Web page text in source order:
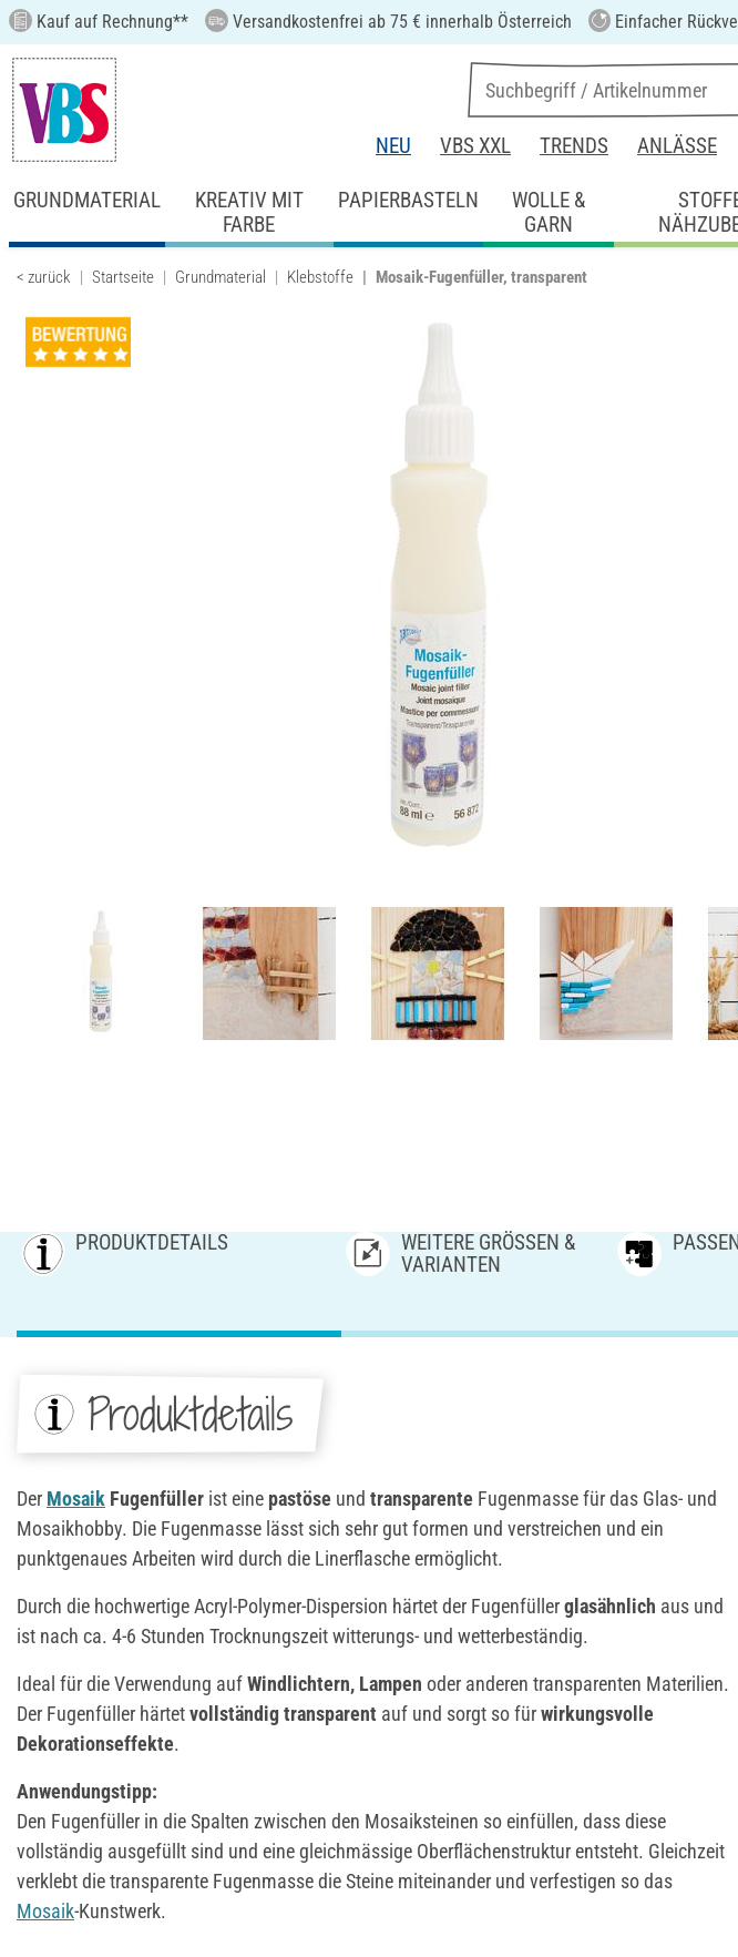
Kauf auf Rechnung** Versandkostenfrei ab 75 € innerhalb Österreich Einfacher
NEU VBS XXL TRENDS ANLÄSSE
GRUNDMATERIAL
KREATIV MIT
FARBE
PAPIERBASTELN
WOLLE &
GARN
< zurück Startseite Grundmaterial Klebstoffe Mosaik-Fugenfüller, transparent
PRODUKTDETAILS
WEITERE GRÖSSEN & V
ARIANTEN
Produktdetails
Der Mosaik Fugenfüller ist eine pastöse und transparente Fugenmasse für das Glas- und
Mosaikhobby. Die Fugenmasse lässt sich sehr gut formen und verstreichen und ein
punktgenaues Arbeiten wird durch die Linerflasche ermöglicht.
Durch die hochwertige Acryl-Polymer-Dispersion härtet der Fugenfüllerglasähnlich aus und
ist nach ca. 4-6 Stunden Trocknungszeit witterungs- und wetterbeständig.
Ideal für die Verwendung aufWindlichtern, Lampen oder anderen transparenten Materilien.
Der Fugenfüller härtetvollständig transparent auf und sorgt so fürwirkungsvolle
Dekorationseffekte.
Anwendungstipp:
Den Fugenfüller in die Spalten zwischen den Mosaiksteinen so einfüllen, dass diese
vollständig ausgefüllt sind und eine gleichmässige Oberflächenstruktur entsteht. Gleichzeit
verklebt die transparente Fugenmasse die Steine miteinander und verfestigen so das
Mosaik-Kunstwerk.